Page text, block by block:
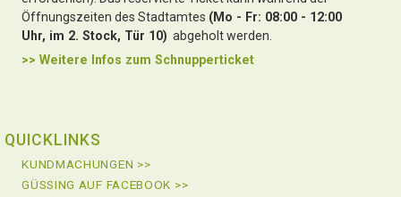
Öffnungszeiten des Stadtamtes (Mo - Fr: 08:00 - 12:00
Uhr, im 2. Stock, Tür 10) abgeholt werden.
>> Weitere Infos zum Schnupperticket
QUICKLINKS
KUNDMACHUNGEN >>
GÜSSING AUF FACEBOOK >>